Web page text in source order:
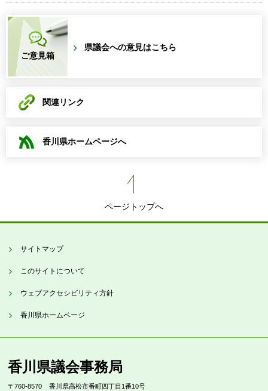
ご意見箱
県議会への意見はこちら
関連リンク
香川県ホームページへ
ページトップへ
サイトマップ
このサイトについて
ウェブアクセシビリティ方針
香川県ホームページ
香川県議会事務局
〒760-8570 香川県高松市番町四丁目1番10号